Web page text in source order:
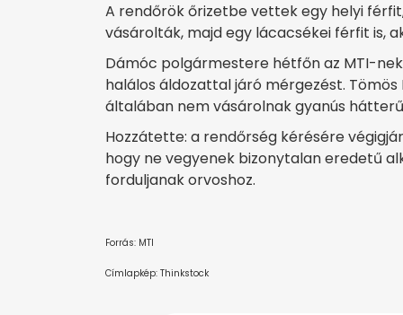
A rendőrök őrizetbe vettek egy helyi
vásárolták, majd egy lácacsékei férfit is,
Dámóc polgármestere hétfőn az MTI-
halálos áldozattal járó mérgezést.
általában nem vásárolnak gyanús
Hozzátette: a rendőrség kérésére
hogy ne vegyenek bizonytalan eredetű
forduljanak orvoshoz.
Forrás: MTI
Címlapkép: Thinkstock